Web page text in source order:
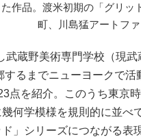
作品。渡米初期の「グリ
町、川島猛アートフ
蔵野美術専門学校（現
るまでニューヨークで活
を紹介。このうち東京
何学模様を規則的に並べ
」シリーズにつながる表